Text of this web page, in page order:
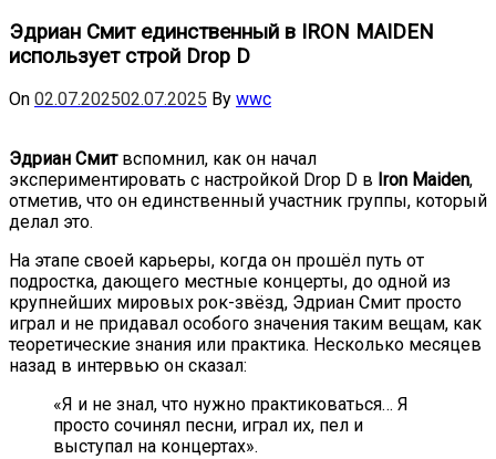
Эдриан Смит единственный в IRON MAIDEN
использует строй Drop D
On 02.07.202502.07.2025 By wwc
Эдриан Смитвспомнил, как он начал
экспериментировать с настройкой Drop D в Iron Maiden,
отметив, что он единственный участник группы, который
делал это.
На этапе своей карьеры, когда он прошёл путь от
подростка, дающего местные концерты, до одной из
крупнейших мировых рок-звёзд, Эдриан Смит просто
играл и не придавал особого значения таким вещам, как
теоретические знания или практика. Несколько месяцев
назад в интервью он сказал:
«Я и не знал, что нужно практиковаться… Я
просто сочинял песни, играл их, пел и
выступал на концертах».